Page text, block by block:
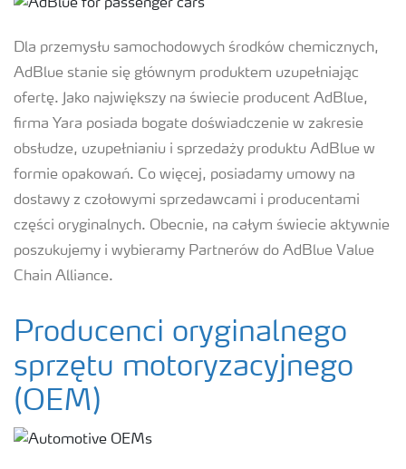
Dla przemysłu samochodowych środków chemicznych,
AdBlue stanie się głównym produktem uzupełniając
ofertę. Jako największy na świecie producent AdBlue,
firma Yara posiada bogate doświadczenie w zakresie
obsłudze, uzupełnianiu i sprzedaży produktu AdBlue w
formie opakowań. Co więcej, posiadamy umowy na
dostawy z czołowymi sprzedawcami i producentami
części oryginalnych. Obecnie, na całym świecie aktywnie
poszukujemy i wybieramy Partnerów do AdBlue Value
Chain Alliance.
Producenci oryginalnego
sprzętu motoryzacyjnego
(OEM)